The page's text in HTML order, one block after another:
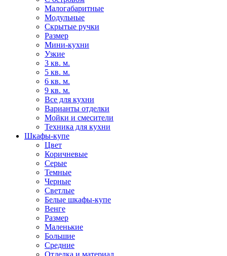
Малогабаритные
Модульные
Скрытые ручки
Размер
Мини-кухни
Узкие
3 кв. м.
5 кв. м.
6 кв. м.
9 кв. м.
Все для кухни
Варианты отделки
Мойки и смесители
Техника для кухни
Шкафы-купе
Цвет
Коричневые
Серые
Темные
Черные
Светлые
Белые шкафы-купе
Венге
Размер
Маленькие
Большие
Средние
Отделка и материал